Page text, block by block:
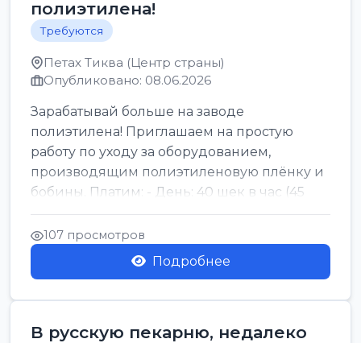
полиэтилена!
Требуются
Петах Тиква (Центр страны)
Опубликовано: 08.06.2026
Зарабатывай больше на заводе
полиэтилена! Приглашаем на простую
работу по уходу за оборудованием,
производящим полиэтиленовую плёнку и
бобины. Платим: - День: 40 шек в час (45
для синих бумаг и виз) -...
107 просмотров
Подробнее
В русскую пекарню, недалеко